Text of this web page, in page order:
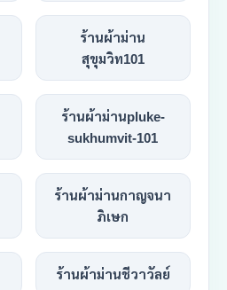
ร้านผ้าม่าน
สุขุมวิท101
ร้านผ้าม่านpluke-
sukhumvit-101
ร้านผ้าม่านกาญจนา
ภิเษก
ร้านผ้าม่านชีวาวัลย์